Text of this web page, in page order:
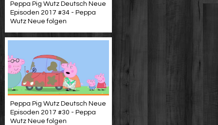
Peppa Pig Wutz Deutsch Neue
Episoden 2017 #34 - Peppa
Wutz Neue folgen
Peppa Pig Wutz Deutsch Neue
Episoden 2017 #30 - Peppa
Wutz Neue folgen